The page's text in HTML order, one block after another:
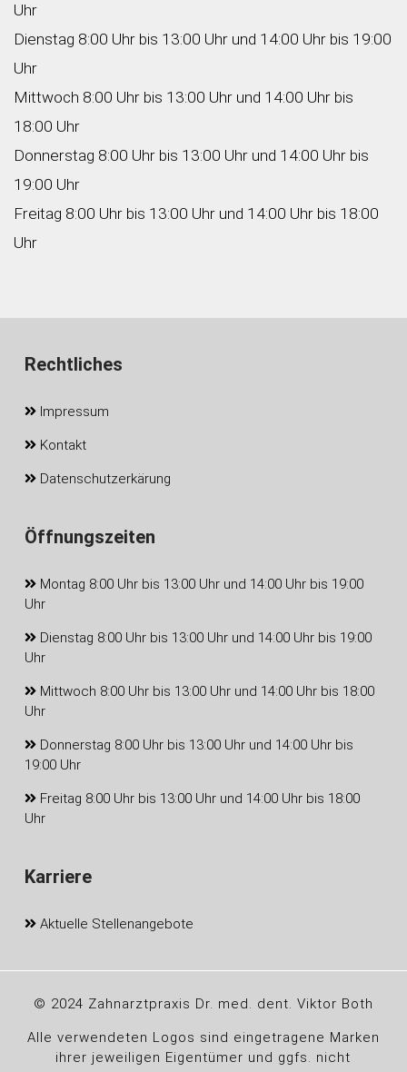
Uhr
Dienstag 8:00 Uhr bis 13:00 Uhr und 14:00 Uhr bis 19:00
Uhr
Mittwoch 8:00 Uhr bis 13:00 Uhr und 14:00 Uhr bis
18:00 Uhr
Donnerstag 8:00 Uhr bis 13:00 Uhr und 14:00 Uhr bis
19:00 Uhr
Freitag 8:00 Uhr bis 13:00 Uhr und 14:00 Uhr bis 18:00
Uhr
Rechtliches
Impressum
Kontakt
Datenschutzerkärung
Öffnungszeiten
Montag 8:00 Uhr bis 13:00 Uhr und 14:00 Uhr bis 19:00
Uhr
Dienstag 8:00 Uhr bis 13:00 Uhr und 14:00 Uhr bis 19:00
Uhr
Mittwoch 8:00 Uhr bis 13:00 Uhr und 14:00 Uhr bis 18:00
Uhr
Donnerstag 8:00 Uhr bis 13:00 Uhr und 14:00 Uhr bis
19:00 Uhr
Freitag 8:00 Uhr bis 13:00 Uhr und 14:00 Uhr bis 18:00
Uhr
Karriere
Aktuelle Stellenangebote
© 2024 Zahnarztpraxis Dr. med. dent. Viktor Both
Alle verwendeten Logos sind eingetragene Marken
ihrer jeweiligen Eigentümer und ggfs. nicht